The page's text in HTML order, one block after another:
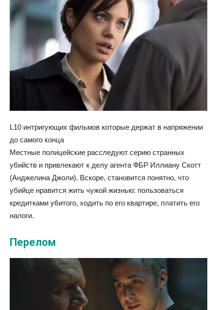
L10 интригующих фильмов которые держат в напряжении
до самого конца
Местные полицейские расследуют серию странных
убийств и привлекают к делу агента ФБР Иллиану Скотт
(Анджелина Джоли). Вскоре, становится понятно, что
убийце нравится жить чужой жизнью: пользоваться
кредитками убитого, ходить по его квартире, платить его
налоги.
Перелом